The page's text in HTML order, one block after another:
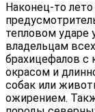
Наконец-то
тепловом ударе
владельцам
брахицефалов с
окрасом и
собак или
ожирением.